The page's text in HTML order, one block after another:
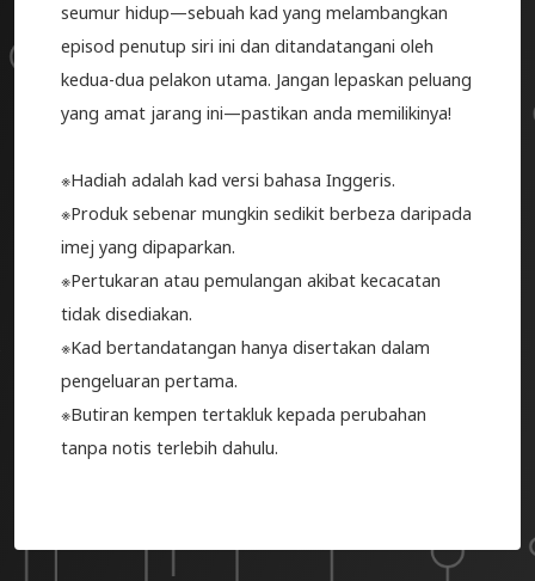
seumur hidup—sebuah kad yang melambangkan
episod penutup siri ini dan ditandatangani oleh
kedua-dua pelakon utama. Jangan lepaskan peluang
yang amat jarang ini—pastikan anda memilikinya!
※Hadiah adalah kad versi bahasa Inggeris.
※Produk sebenar mungkin sedikit berbeza daripada
imej yang dipaparkan.
※Pertukaran atau pemulangan akibat kecacatan
tidak disediakan.
※Kad bertandatangan hanya disertakan dalam
pengeluaran pertama.
※Butiran kempen tertakluk kepada perubahan
tanpa notis terlebih dahulu.